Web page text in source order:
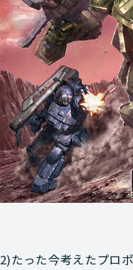
2)たった今考えたプロ